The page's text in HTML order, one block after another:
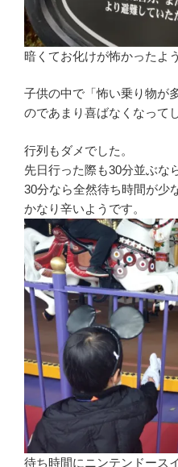
暗くてお化けが怖かったよ
子供の中で「怖い乗り物が
のであまり喜ばなくなって
行列もダメでした。
先日行った際も30分並ぶな
30分なら全然待ち時間が少
かなり辛いようです。
待ち時間にニンテンドース